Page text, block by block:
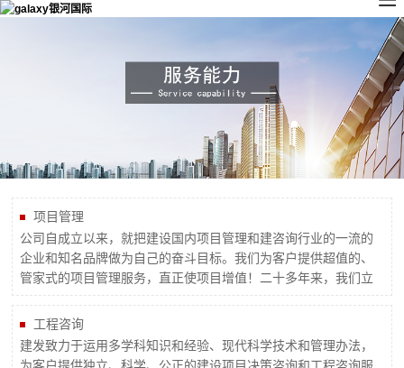
项目管理
公司自成立以来，就把建设国内项目管理和建咨询行业的一流的
企业和知名品牌做为自己的奋斗目标。我们为客户提供超值的、
管家式的项目管理服务，直正使项目增值！二十多年来，我们立
足于提供工程建设的全过程和全各个阶段项目管理服务需要，从
项目管理的规范化、科学化、专业化和系统化的高度，通过大量
的项目管理实践，培养和造就了一大批优秀的项目管理人才，积
累了丰富的项目管理实践经...
工程咨询
建发致力于运用多学科知识和经验、现代科学技术和管理办法，